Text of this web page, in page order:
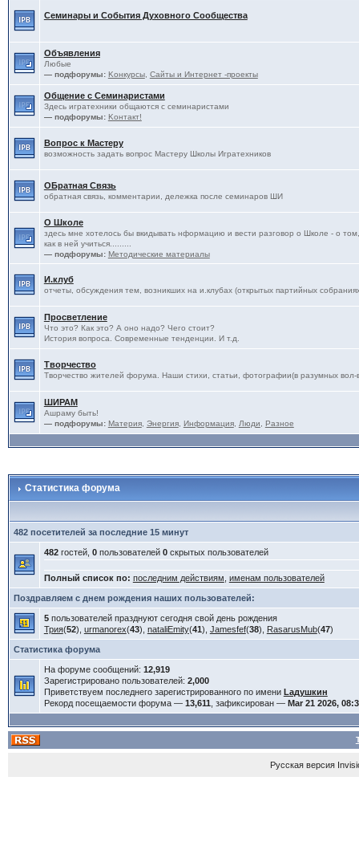
Семинары и События Духовного Сообщества
Объявления
Любые
— подфорумы: Kонкурсы, Сайты и Интернет -проекты
Общение с Семинаристами
Здесь игратехники общаются с семинаристами
— подфорумы: Kонтакт!
Вопрос к Мастеру
возможность задать вопрос Мастеру Школы Игратехников
ОБратная Связь
обратная связь, комментарии, дележка после семинаров ШИ
О Школе
здесь мне хотелось бы вкидывать нформацию и вести разговор о Школе - о
как в ней учиться.........
— подфорумы: Методические материалы
И.клуб
отчеты, обсуждения тем, возникших на и.клубах (открытых партийных
Просветление
Что это? Как это? А оно надо? Чего стоит?
История вопроса. Современные тенденции. И т.д.
Творчество
Творчество жителей форума. Наши стихи, статьи, фотографии(в разумных вол-
ШИРАМ
Ашраму быть!
— подфорумы: Материя, Энергия, Информация, Люди Разное
Статистика форума
482 посетителей за последние 15 минут
482гостей, 0пользователей 0скрытых пользователей
Полный список по: последним действиям именам пользователей
Поздравляем с днем рождения наших пользователей:
5пользователей празднуют сегодня свой день рождения
Трия(52), urmanorex(43), nataliEmity(41), Jamesfef(38), RasarusMub(47)
Статистика форума
На форуме сообщений: 12,919
Зарегистрировано пользователей: 2,000
Приветствуем последнего зарегистрированного по имени Lадушкин
Рекорд посещаемости форума — 13,611 , зафиксирован — Mar 21 2026,
Русская версия